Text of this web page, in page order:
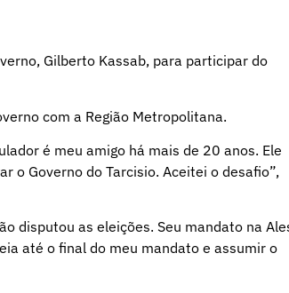
Gilberto Kassab, para participar do
com a Região Metropolitana.
é meu amigo há mais de 20 anos. Ele
o Governo do Tarcisio. Aceitei o desafio”,
disputou as eleições. Seu mandato na
até o final do meu mandato e assumir o